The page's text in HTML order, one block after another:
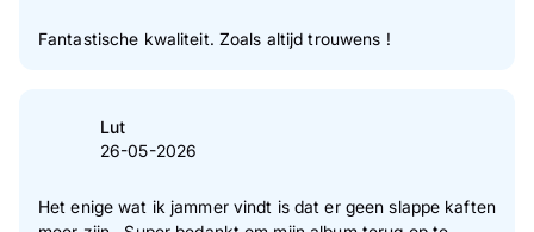
Fantastische kwaliteit. Zoals altijd trouwens !
Lut
26-05-2026
Het enige wat ik jammer vindt is dat er geen slappe kaften